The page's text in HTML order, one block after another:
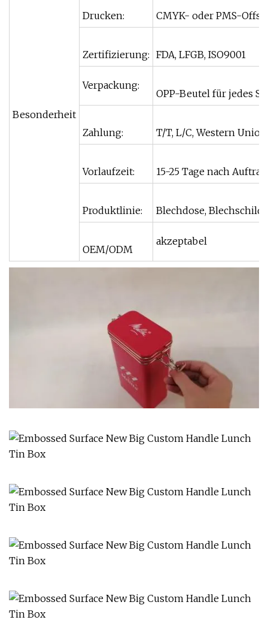
Besonderheit
Drucken: CMYK- oder PMS-
Zertifizierung: FDA, LFGB, ISO9001
Verpackung:
OPP-Beutel für jedes
Zahlung: T/T, L/C, Western Union
Vorlaufzeit: 15-25 Tage nach
Produktlinie: Blechdose,
OEM/ODM
akzeptabel